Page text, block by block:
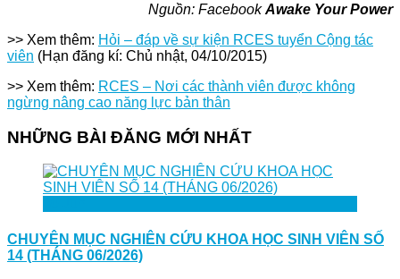
Nguồn: FacebookAwake Your Power
>> Xem thêm: Hỏi – đáp về sự kiện RCES tuyển Cộng tác
viên (Hạn đăng kí: Chủ nhật, 04/10/2015)
>> Xem thêm: RCES – Nơi các thành viên được không
ngừng nâng cao năng lực bản thân
NHỮNG BÀI ĐĂNG MỚI NHẤT
CHUYÊN MỤC NGHIÊN CỨU KHOA HỌC SINH VIÊN SỐ
14 (THÁNG 06/2026)